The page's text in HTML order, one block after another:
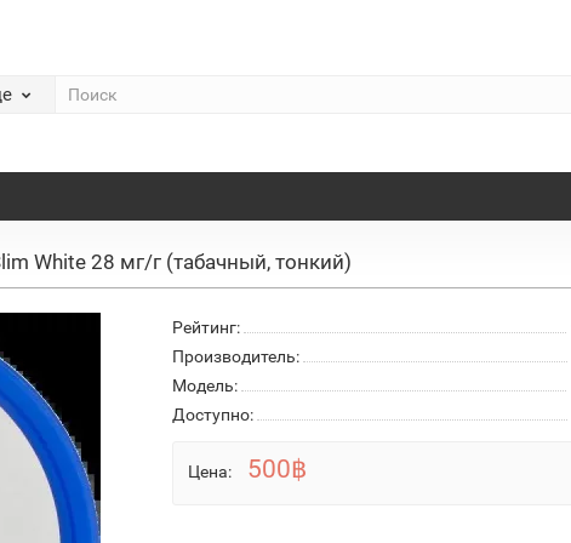
White 28 мг/г (табачный, тонкий)
Рейтинг:
Производитель:
Модель:
Доступно:
Цена: 500฿